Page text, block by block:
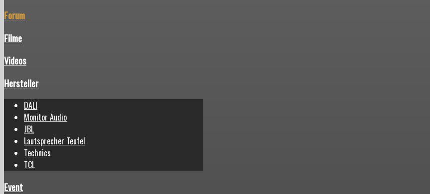
Forum
Filme
Videos
Hersteller
DALI
Monitor Audio
JBL
Lautsprecher Teufel
Technics
TCL
Event